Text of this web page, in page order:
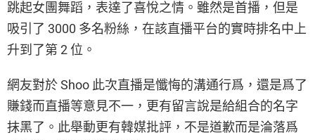
跳起女團舞蹈，表達了喜悅之情。雖然是首播，但是
吸引了 3000 多名粉絲，在該直播平台的實時排名中上
升到了第 2 位。
網友對於 Shoo 此次直播是懺悔的溝通行爲，還是爲了
賺錢而直播等意見不一，更有留言說是給組合的名字
抹黑了。此舉動更有韓媒批評，不是道歉而是淪落爲